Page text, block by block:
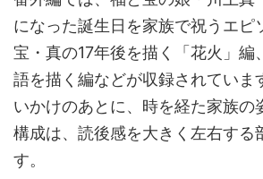
になった誕生日を家族で祝うエピ
宝・真の17年後を描く「花火」編
語を描く編などが収録されていま
いかけのあとに、時を経た家族の
構成は、読後感を大きく左右する
す。